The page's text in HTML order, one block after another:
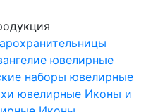
ювелирные
наборы ювелирные
ювелирные Иконы и